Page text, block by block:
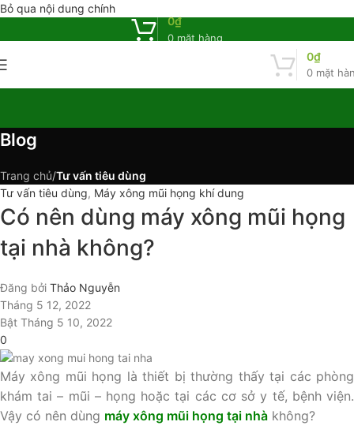
Bỏ qua nội dung chính
0 mặt hàng
0₫
0 mặt
0₫
Blog
Trang chủ/Tư vấn tiêu dùng
Tư vấn tiêu dùng, Máy xông mũi họng khí dung
Có nên dùng máy xông mũi họng
tại nhà không?
Đăng bởi Thảo Nguyễn
Tháng 5 12, 2022
Bật Tháng 5 10, 2022
0
Máy xông mũi họng là thiết bị thường thấy tại các phòng
khám tai – mũi – họng hoặc tại các cơ sở y tế, bệnh viện.
Vậy có nên dùng máy xông mũi họng tại nhà không?